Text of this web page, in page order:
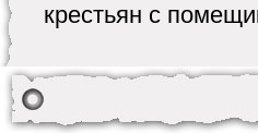
крестьян с